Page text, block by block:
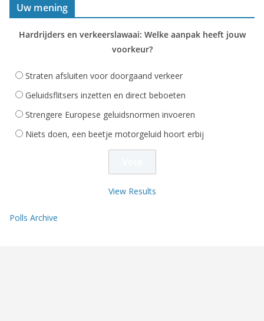
Uw mening
Hardrijders en verkeerslawaai: Welke aanpak heeft jouw
voorkeur?
Straten afsluiten voor doorgaand verkeer
Geluidsflitsers inzetten en direct beboeten
Strengere Europese geluidsnormen invoeren
Niets doen, een beetje motorgeluid hoort erbij
View Results
Polls Archive